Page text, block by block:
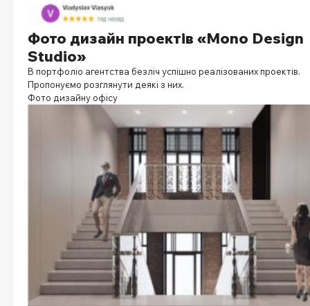
Фото дизайн проектів «Mono Design
Studio»
В портфоліо агентства безліч успішно реалізованих проектів.
Пропонуємо розглянути деякі з них.
Фото дизайну офісу